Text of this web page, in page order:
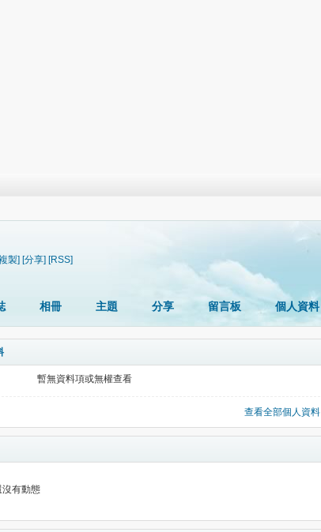
製] [分享] [RSS]
相冊 主題 分享 留言板 個人資料
暫無資料項或無權查看
查看全部個人資料
沒有動態